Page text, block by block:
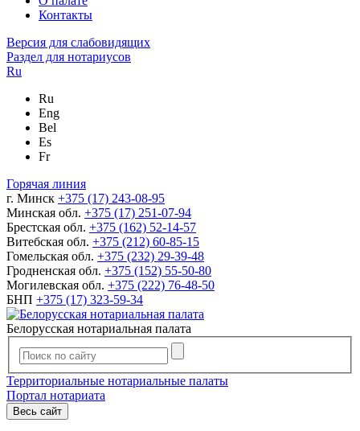
Контакты
Версия для слабовидящих
Раздел для нотариусов
Ru
Ru
Eng
Bel
Es
Fr
Горячая линия
г. Минск +375 (17) 243-08-95
Минская обл. +375 (17) 251-07-94
Брестская обл. +375 (162) 52-14-57
Витебская обл. +375 (212) 60-85-15
Гомельская обл. +375 (232) 29-39-48
Гродненская обл. +375 (152) 55-50-80
Могилевская обл. +375 (222) 76-48-50
БНП +375 (17) 323-59-34
Белорусская нотариальная палата
Территориальные нотариальные палаты
Портал нотариата
Весь сайт